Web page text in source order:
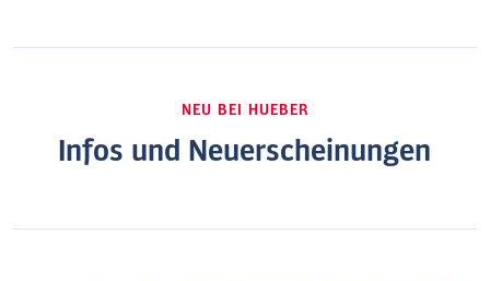
NEU BEI HUEBER
Infos und Neuerscheinungen